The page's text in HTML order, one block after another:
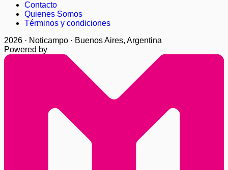
Contacto
Quienes Somos
Términos y condiciones
2026 · Noticampo · Buenos Aires, Argentina
Powered by